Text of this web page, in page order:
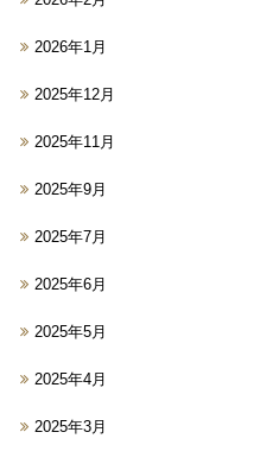
2026年1月
2025年12月
2025年11月
2025年9月
2025年7月
2025年6月
2025年5月
2025年4月
2025年3月